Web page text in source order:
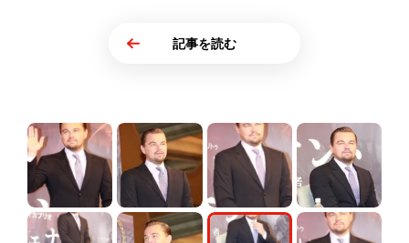
記事を読む